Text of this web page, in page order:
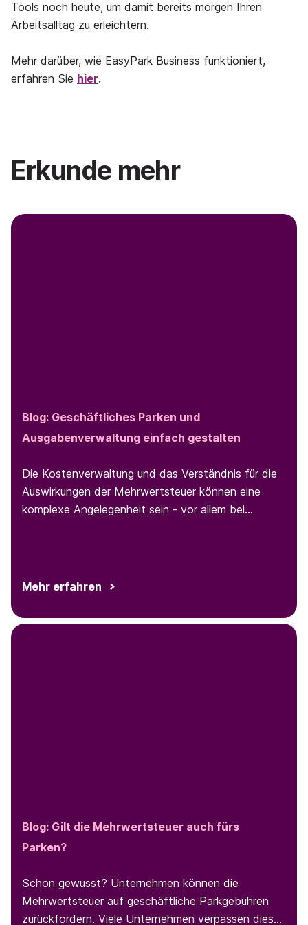
Tools noch heute, um damit bereits morgen Ihren
Arbeitsalltag zu erleichtern.
Mehr darüber, wie EasyPark Business funktioniert,
erfahren Sie hier.
Erkunde mehr
Blog: Geschäftliches Parken und
Ausgabenverwaltung einfach gestalten
Die Kostenverwaltung und das Verständnis für die
Auswirkungen der Mehrwertsteuer können eine
komplexe Angelegenheit sein - vor allem bei
und erfordert einen effizienten Prozess. In diesem
geschäftliches Parken wissen müssen, und wie Sie
Mehr erfahren
Blog: Gilt die Mehrwertsteuer auch fürs
Parken?
Schon gewusst? Unternehmen können die
Mehrwertsteuer auf geschäftliche Parkgebühren
zurückfordern. Viele Unternehmen verpassen diese